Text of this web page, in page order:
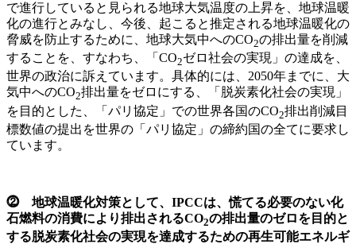
で進行していると見られる地球大気温度の上昇を、地球温暖
化の進行とみなし、今後、起こると推定される地球温暖化の
脅威を防止するために、地球大気中へのCO2の排出量を削減
することを、すなわち、「CO2ゼロ社会の実現」の達成を、
世界の政治に訴えています。具体的には、2050年までに、大
気中へのCO2排出量をゼロにする、「脱炭素化社会の実現」
を目的とした、「パリ協定」での世界各国のCO2排出削減目
標数値の提出を世界の「パリ協定」の締約国の全てに要求し
ています。
⓶ 地球温暖化対策として、IPCCは、慌てる必要のない化
石燃料の消費により排出されるCO2の排出量のゼロを目的と
する脱炭素化社会の実現を達成するための再生可能エネルギ